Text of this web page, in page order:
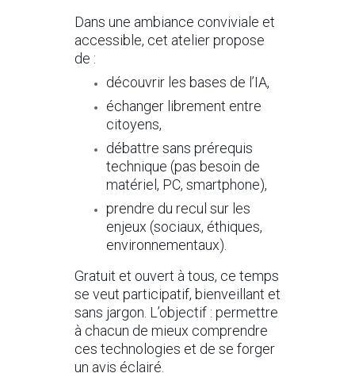
Dans une ambiance conviviale et
accessible, cet atelier propose
de :
découvrir les bases de l’IA,
échanger librement entre
citoyens,
débattre sans prérequis
technique (pas besoin de
matériel, PC, smartphone),
prendre du recul sur les
enjeux (sociaux, éthiques,
environnementaux).
Gratuit et ouvert à tous, ce temps
se veut participatif, bienveillant et
sans jargon. L’objectif : permettre
à chacun de mieux comprendre
ces technologies et de se forger
un avis éclairé.